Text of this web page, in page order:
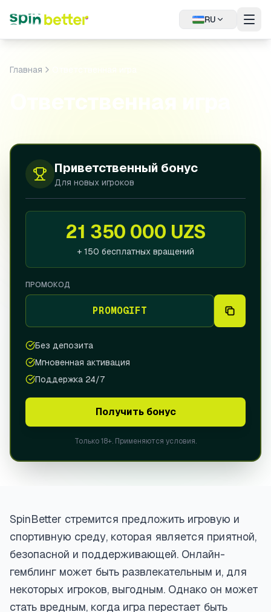
RU
Hungary
Kazakhstan (Русский)
Mexico (Español)
Spain (Español)
Главная
Ответственная игра
Приветственный бонус
Для новых игроков
21 350 000 UZS
+ 150 бесплатных вращений
ПРОМОКОД
PROMOGIFT
Без депозита
Мгновенная активация
Поддержка 24/7
Получить бонус
Только 18+. Применяются условия.
SpinBetter стремится предложить игровую и
спортивную среду, которая является приятной,
безопасной и поддерживающей. Онлайн-
гемблинг может быть развлекательным и, для
некоторых игроков, выгодным. Однако он может
стать вредным, когда игра перестает быть